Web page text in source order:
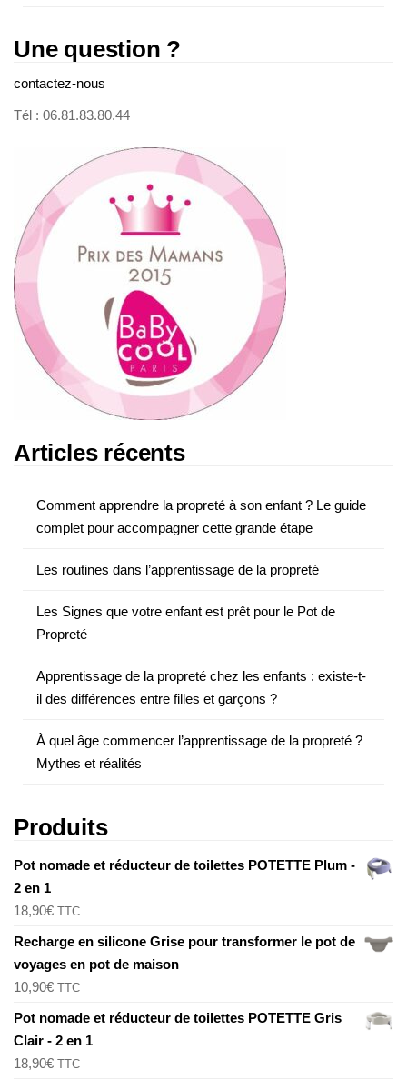
Une question ?
contactez-nous
Tél : 06.81.83.80.44
Articles récents
Comment apprendre la propreté à son enfant ? Le guide
complet pour accompagner cette grande étape
Les routines dans l’apprentissage de la propreté
Les Signes que votre enfant est prêt pour le Pot de
Propreté
Apprentissage de la propreté chez les enfants : existe-t-
il des différences entre filles et garçons ?
À quel âge commencer l’apprentissage de la propreté ?
Mythes et réalités
Produits
Pot nomade et réducteur de toilettes POTETTE Plum -
2 en 1
18,90€ TTC
Recharge en silicone Grise pour transformer le pot de
voyages en pot de maison
10,90€ TTC
Pot nomade et réducteur de toilettes POTETTE Gris
Clair - 2 en 1
18,90€ TTC